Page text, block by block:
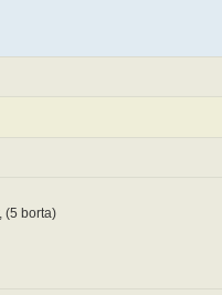
(5 borta)